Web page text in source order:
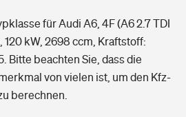
für Audi A6, 4F (A6 2.7 TDI
120 kW, 2698 ccm, Kraftstoff:
Bitte beachten Sie, dass die
von vielen ist, um den Kfz-
berechnen.